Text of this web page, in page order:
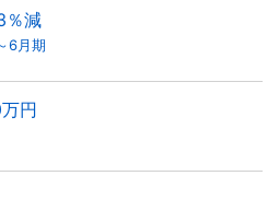
％減
6月期
円